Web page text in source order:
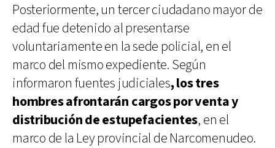
Posteriormente, un tercer ciudadano mayor de
edad fue detenido al presentarse
voluntariamente en la sede policial, en el
marco del mismo expediente. Según
informaron fuentes judiciales, los tres
hombres afrontarán cargos por venta y
distribución de estupefacientes, en el
marco de la Ley provincial de Narcomenudeo.